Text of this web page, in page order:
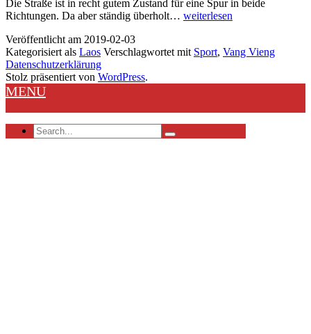
Die Straße ist in recht gutem Zustand für eine Spur in beide
Richtungen. Da aber ständig überholt… Vang
unentschieden
weiterlesen
Veröffentlicht am 2019-02-03
Kategorisiert als Laos Verschlagwortet mit Sport, Vang Vieng
Datenschutzerklärung
Stolz präsentiert von WordPress.
MENU
Search